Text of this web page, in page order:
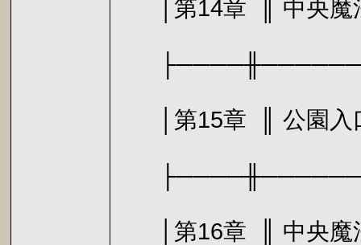
│第14章 ║
│第15章
│第16章 ║ 中央魔